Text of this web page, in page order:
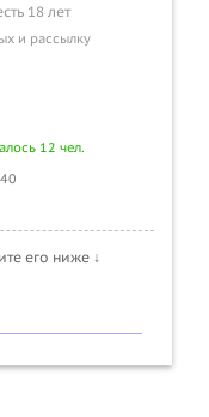
18 лет
и рассылку
12 чел.
его ниже ↓